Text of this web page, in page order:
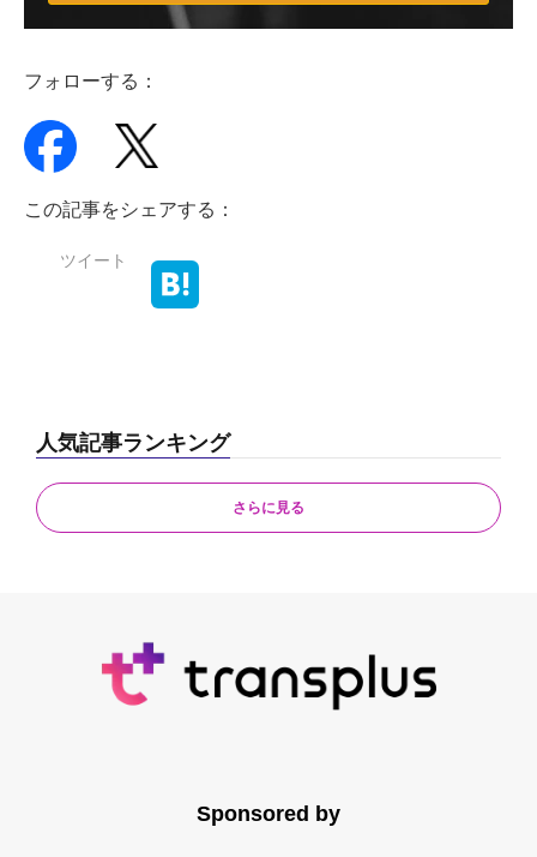
フォローする：
この記事をシェアする：
ツイート
人気記事ランキング
さらに見る
Sponsored by